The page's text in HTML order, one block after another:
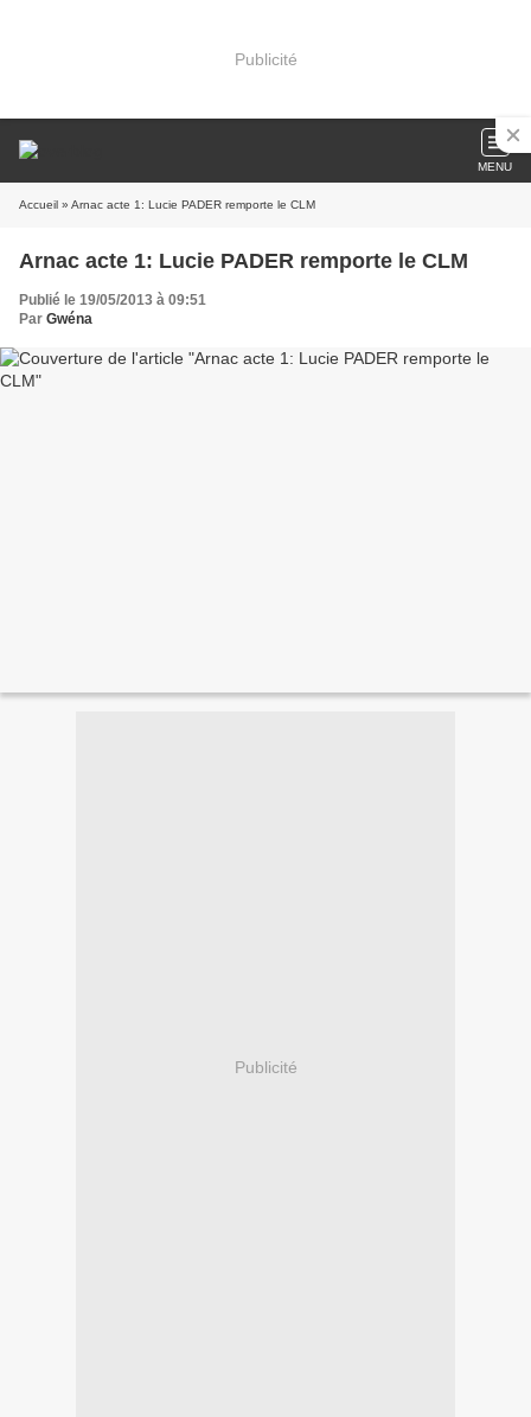
Publicité
MENU
Accueil » Arnac acte 1: Lucie PADER remporte le CLM
Arnac acte 1: Lucie PADER remporte le CLM
Publié le 19/05/2013 à 09:51
Par Gwéna
Publicité